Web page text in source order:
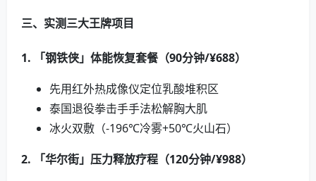
三、实测三大王牌项目
1. 「钢铁侠」体能恢复套餐（90分钟/¥688）
先用红外热成像仪定位乳酸堆积区
泰国退役拳击手手法松解胸大肌
冰火双敷（-196℃冷雾+50℃火山石）
2. 「华尔街」压力释放疗程（120分钟/¥988）